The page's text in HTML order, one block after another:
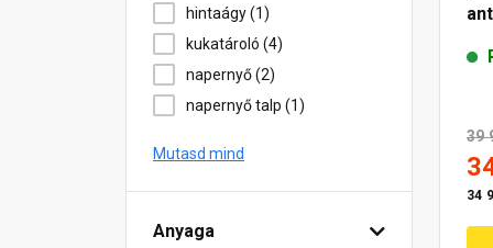
hintaágy (1)
kukatároló (4)
napernyő (2)
napernyő talp (1)
Mutasd mind
Anyaga
39
34